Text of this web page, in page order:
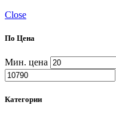
Close
По Цена
Мин. цена
Категории